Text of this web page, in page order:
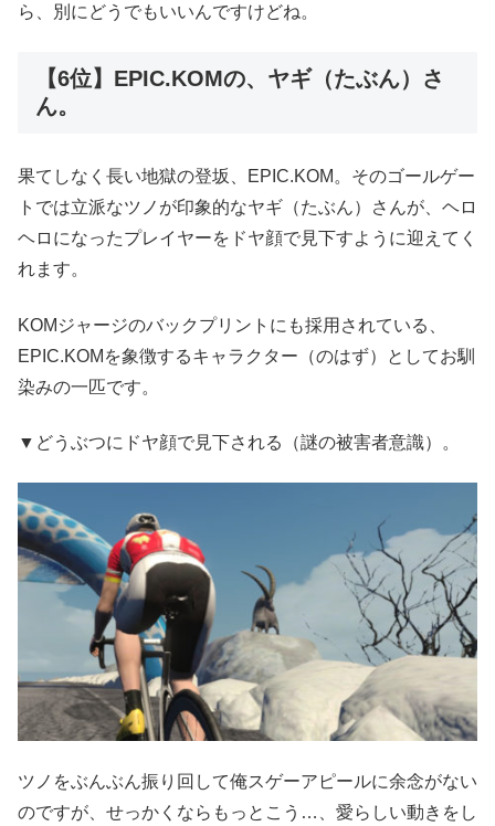
ら、別にどうでもいいんですけどね。
【6位】EPIC.KOMの、ヤギ（たぶん）さ
ん。
果てしなく長い地獄の登坂、EPIC.KOM。そのゴールゲー
トでは立派なツノが印象的なヤギ（たぶん）さんが、ヘロ
ヘロになったプレイヤーをドヤ顔で見下すように迎えてく
れます。
KOMジャージのバックプリントにも採用されている、
EPIC.KOMを象徴するキャラクター（のはず）としてお馴
染みの一匹です。
▼どうぶつにドヤ顔で見下される（謎の被害者意識）。
ツノをぶんぶん振り回して俺スゲーアピールに余念がない
のですが、せっかくならもっとこう…、愛らしい動きをし